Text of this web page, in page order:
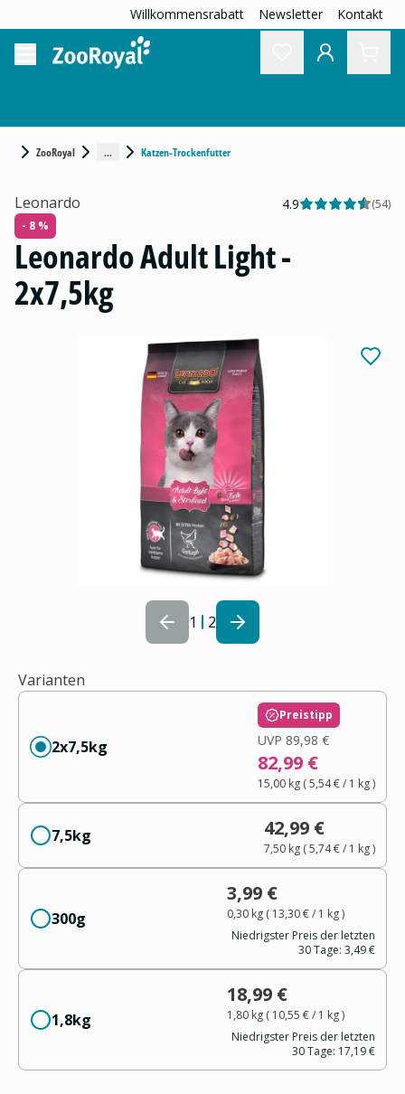
Willkommensrabatt Newsletter Kontakt
ZooRoyal ... Katzen-Trockenfutter
1 2
Leonardo 4.9 (54)
- 8 %
Leonardo Adult Light -
2x7,5kg
Varianten
2x7,5kg
Preistipp
UVP 89,98 €
82,99 €
15,00 kg(5,54 €/ 1 kg)
7,5kg 42,99 €
7,50 kg(5,74 €/ 1 kg)
300g
3,99 €
0,30 kg( 13,30 €/ 1 kg)
Niedrigster Preis der letzten
30 Tage: 3,49 €
1,8kg
18,99 €
1,80 kg( 10,55 €/ 1 kg)
Niedrigster Preis der letzten
30 Tage: 17,19 €